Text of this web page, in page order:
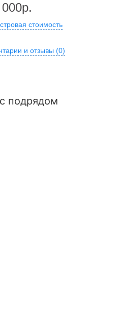
стоимость
и отзывы (0)
подрядом